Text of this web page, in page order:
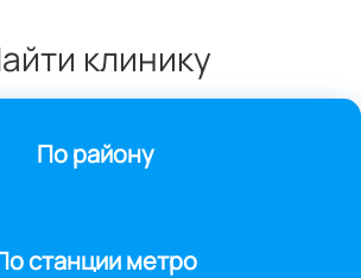
клинику
По району
станции метро